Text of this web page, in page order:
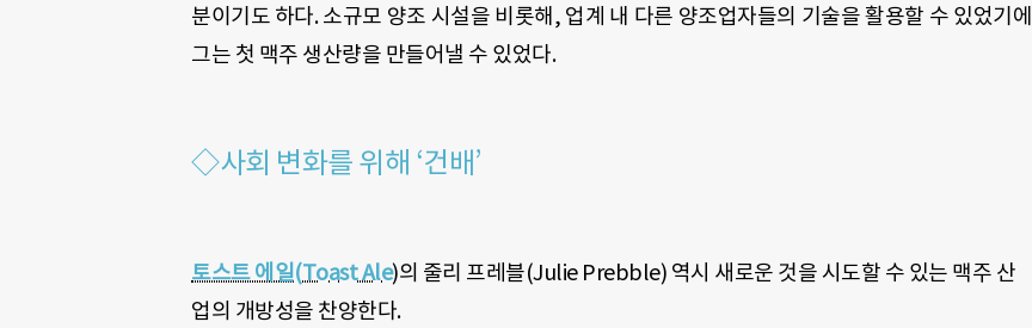
분이기도 하다. 소규모 양조 시설을 비롯해, 업계 내 다른 양조업자들의 기술을 활용할 수 있었기에
그는 첫 맥주 생산량을 만들어낼 수 있었다.
◇사회 변화를 위해 ‘건배’
토스트 에일(Toast Ale)의 줄리 프레블(Julie Prebble) 역시 새로운 것을 시도할 수 있는 맥주 산
업의 개방성을 찬양한다.